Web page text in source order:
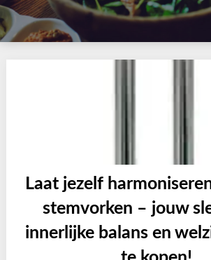
Laat jezelf
stemvorken – jouw
innerlijke balans en